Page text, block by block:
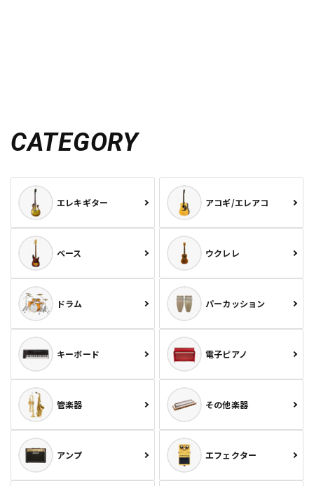
CATEGORY
エレキギター アコギ/エレアコ
ベース ウクレレ
ドラム パーカッション
キーボード 電子ピアノ
管楽器 その他楽器
アンプ エフェクター